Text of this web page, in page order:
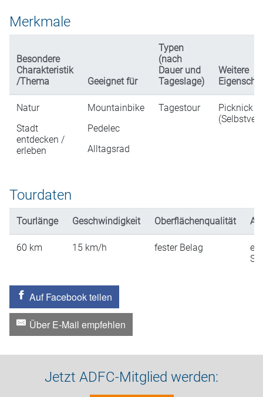
Merkmale
Besondere
Charakteristik
/Thema
Geeignet für
Typen
(nach
Dauer und
Tageslage)
Weitere
Natur
Stadt
entdecken /
erleben
Mountainbike
Pedelec
Alltagsrad
Tagestour
Picknick
Tourdaten
Tourlänge Geschwindigkeit Oberflächenqualität
60 km 15 km/h fester Belag
Auf Facebook teilen
Über E-Mail empfehlen
Jetzt ADFC-Mitglied werden: